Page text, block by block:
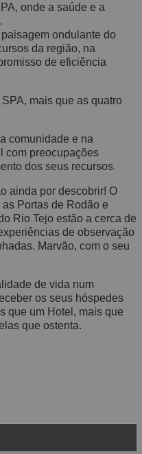
onde a saúde e a
ondulante do
da região, na
de eficiência
mais que as quatro
comunidade e na
com preocupações
dos seus recursos.
ainda por descobrir! O
Portas de Rodão e
Rio Tejo estão a cerca de
de observação
Marvão, com o seu
de vida num
os seus hóspedes
que um Hotel, mais que
que ostenta.